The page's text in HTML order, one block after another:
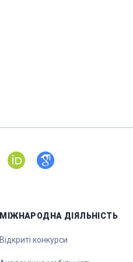
МІЖНАРОДНА ДІЯЛЬНІСТЬ
Відкриті конкурси